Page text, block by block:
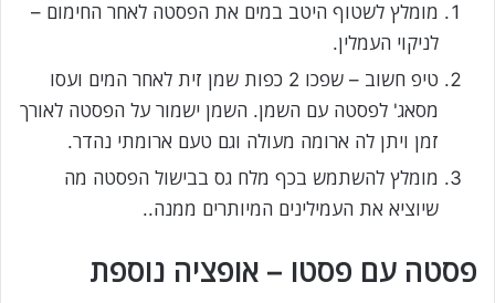
מומלץ לשטוף היטב במים את הפסטה לאחר החימום –
לניקוי העמלין.
טיפ חשוב – שפכו 2 כפות שמן זית לאחר המים ועסו
מסאג' לפסטה עם השמן. השמן ישמור על הפסטה לאורך
זמן ויתן לה ארומה מעולה וגם טעם ארומתי נהדר.
מומלץ להשתמש בכף מלח גס בבישול הפסטה מה
שיוציא את העמילינים המיותרים ממנה..
פסטה עם פסטו – אופציה נוספת